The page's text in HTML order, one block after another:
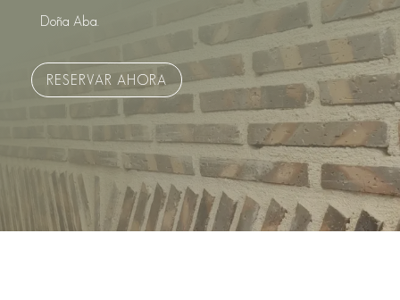
Doña Aba.
RESERVAR AHORA